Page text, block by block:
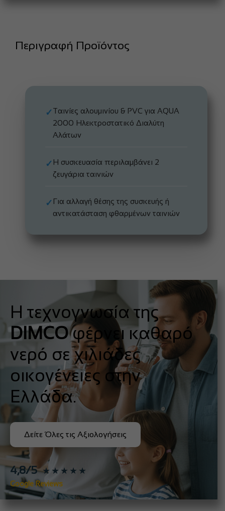
Περιγραφή Προϊόντος
✓Ταινίες αλουμινίου & PVC για AQUA
2000 Ηλεκτροστατικό Διαλύτη
Αλάτων
✓ Η συσκευασία περιλαμβάνει 2
ζευγάρια ταινιών
✓ Για αλλαγή θέσης της συσκευής ή
αντικατάσταση φθαρμένων ταινιών
Η τεχνογνωσία της
DIMCOφέρνει καθαρό
νερό σε χιλιάδες
οικογένειες στην
Ελλάδα.
Δείτε Όλες τις Αξιολογήσεις
4,8/5 ★★★★★
Google Reviews